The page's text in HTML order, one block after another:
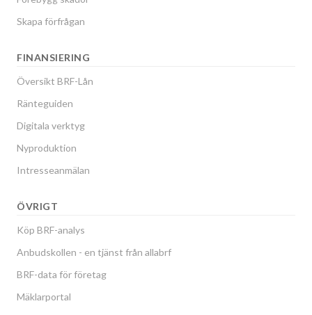
Skapa förfrågan
FINANSIERING
Översikt BRF-Lån
Ränteguiden
Digitala verktyg
Nyproduktion
Intresseanmälan
ÖVRIGT
Köp BRF-analys
Anbudskollen - en tjänst från allabrf
BRF-data för företag
Mäklarportal